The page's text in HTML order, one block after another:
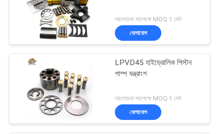
আলোচনা সাপেক্ষে MOQ:1 সেট
যোগাযোগ
LPVD45 হাইড্রোলিক পিস্টন
পাম্প যন্ত্রাংশ
আলোচনা সাপেক্ষে MOQ:1 সেট
যোগাযোগ